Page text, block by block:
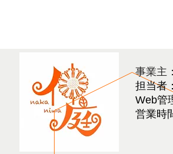
事業主
担当者
Web管
営業時